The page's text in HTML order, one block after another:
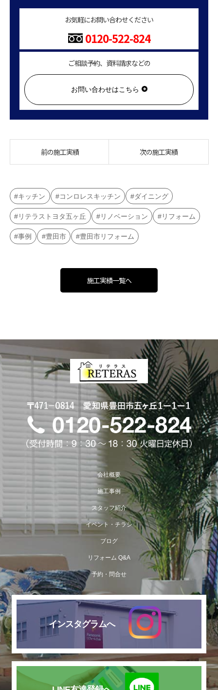
お気軽にお問い合わせください
0120-522-824
ご相談予約、資料請求などの
お問い合わせはこちら
前の施工実績 次の施工実績
キッチン コンロレスキッチン ダイニング
リテラストヨタ五ヶ丘 リノベーション リフォーム
事例 豊田市 豊田市リフォーム
施工実績一覧へ
会社概要
施工事例
スタッフ紹介
イベント・チラシ
ブログ
リフォーム Q&A
予約・問合せ
インスタグラムへ